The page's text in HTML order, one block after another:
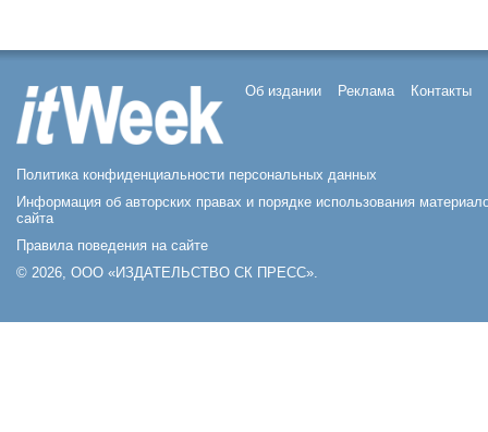
Об издании Реклама Контакты
Политика конфиденциальности персональных данных
Информация об авторских правах и порядке использования
сайта
Правила поведения на сайте
© 2026, ООО «ИЗДАТЕЛЬСТВО СК ПРЕСС».